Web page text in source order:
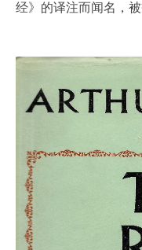
经》的译注而闻名，